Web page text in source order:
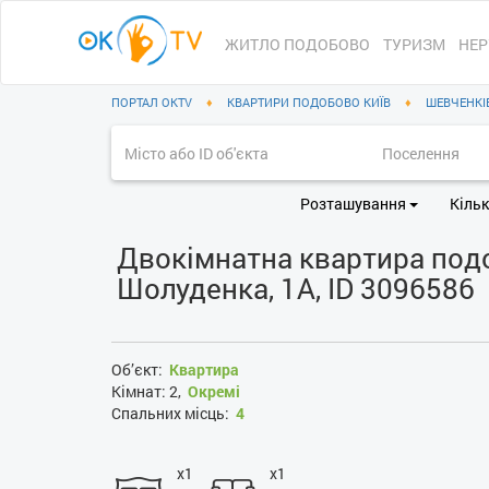
ЖИТЛО ПОДОБОВО ТУРИЗМ
ПОРТАЛ OKTV ♦ КВАРТИРИ ПОДОБОВО КИЇВ ♦
Розташування
Двокімнатна квартира
Шолуденка, 1А, ID 3096586
Об’єкт: Квартира
Кімнат: 2, Окремі
Спальних місць: 4
x1 x1